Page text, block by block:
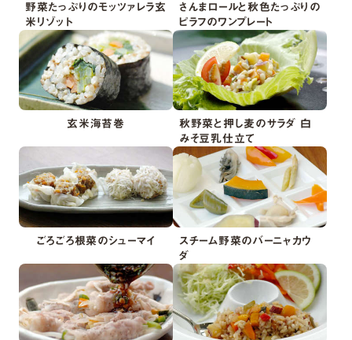
野菜たっぷりのモッツァレラ玄
米リゾット
さんまロールと秋色たっぷりの
ピラフのワンプレート
玄米海苔巻
秋野菜と押し麦のサラダ 白
みそ豆乳仕立て
ごろごろ根菜のシューマイ
スチーム野菜のバーニャカウ
ダ